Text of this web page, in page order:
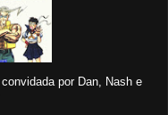
por Dan, Nash e